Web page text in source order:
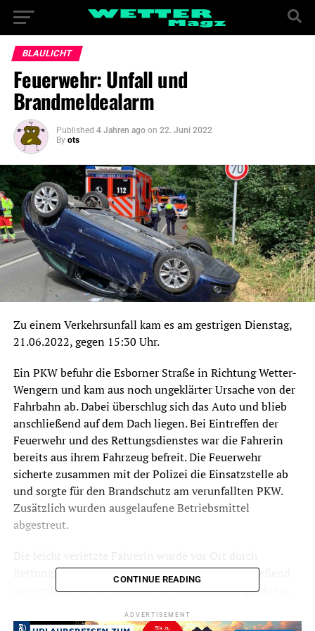
BLAULICHT
Feuerwehr: Unfall und
Brandmeldealarm
Published 4 Jahren ago on 22. Juni 2022
By ots
Zu einem Verkehrsunfall kam es am gestrigen Dienstag,
21.06.2022, gegen 15:30 Uhr.
Ein PKW befuhr die Esborner Straße in Richtung Wetter-
Wengern und kam aus noch ungeklärter Ursache von der
Fahrbahn ab. Dabei überschlug sich das Auto und blieb
anschließend auf dem Dach liegen. Bei Eintreffen der
Feuerwehr und des Rettungsdienstes war die Fahrerin
bereits aus ihrem Fahrzeug befreit. Die Feuerwehr
sicherte zusammen mit der Polizei die Einsatzstelle ab
und sorgte für den Brandschutz am verunfallten PKW.
Zusätzlich wurden ausgelaufene Betriebsmittel
abgestreut.
Rettungsdienst und Notarzt versorgt und anschließend
zur weiteren Behandlung in ein Krankenhaus gefahren.
Fahrzeug dann ab. Die eingesetzten Kräfte aus Esborn
CONTINUE READING
ADVERTISEMENT